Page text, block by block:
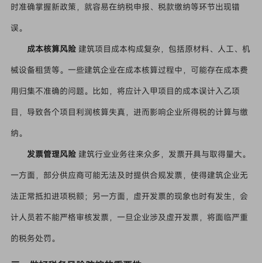
时准确掌握新政策，就容易在纳税申报、税款缴纳等环节出现错
误。
成本核算风险建筑项目成本构成复杂，包括原材料、人工、机
械设备租赁等。一些建筑企业在成本核算过程中，可能存在成本费
用归集不准确的问题。比如，将应计入甲项目的成本误计入乙项
目，导致各个项目利润核算失真，进而影响企业所得税的计算与缴
纳。
发票管理风险建筑行业业务往来众多，发票开具与取得量大。
一方面，部分供应商可能无法及时提供合规发票，使得建筑企业无
法正常抵扣进项税额；另一方面，虚开发票的现象也时有发生，会
计人员若不能严格审核发票，一旦企业涉及虚开发票，将面临严重
的税务处罚。